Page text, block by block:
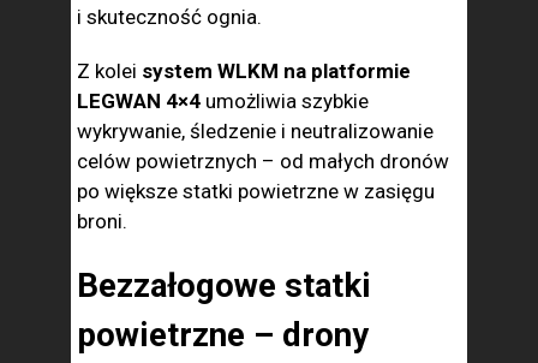
i skuteczność ognia.
Z kolei system WLKM na platformie
LEGWAN 4×4 umożliwia szybkie
wykrywanie, śledzenie i neutralizowanie
celów powietrznych – od małych dronów
po większe statki powietrzne w zasięgu
broni.
Bezzałogowe statki
powietrzne – drony